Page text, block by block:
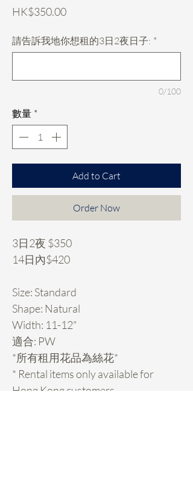
HK$350.00價
請告訴我地你想租的3日2夜日子: *
0/100
數量 *
Add to Cart
Order Now
3日2夜 $350
14日內$420
Size: Standard
Shape: Natural
Width: 11-12"
適合: PW
*所有租用花品為絲花*
* Rental items only available for
Hong Kong customers.